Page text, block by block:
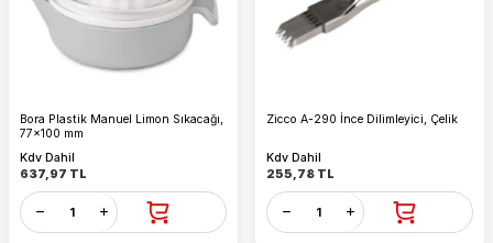
Bora Plastik Manuel Limon Sıkacağı,
77x100 mm
Kdv Dahil
637,97 TL
Zicco A-290 İnce Dilimleyici, Çelik
Kdv Dahil
255,78 TL